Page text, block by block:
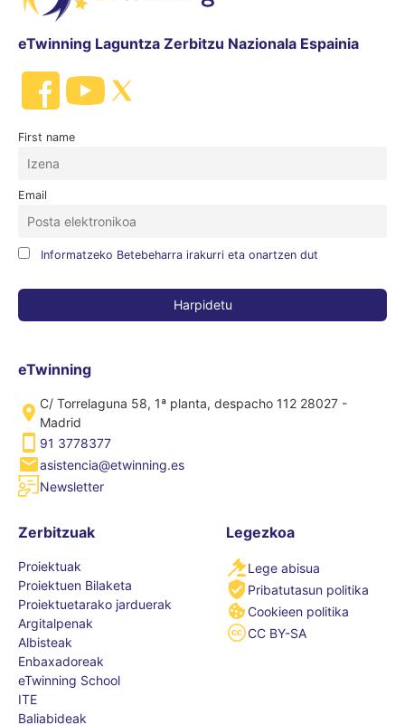
eTwinning Laguntza Zerbitzu Nazionala Espainia
First name
Email
Informatzeko Betebeharra irakurri eta onartzen dut
eTwinning
C/ Torrelaguna 58, 1ª planta, despacho 112 28027 -
Madrid
91 3778377
asistencia@etwinning.es
Newsletter
Zerbitzuak
Proiektuak
Proiektuen Bilaketa
Proiektuetarako jarduerak
Argitalpenak
Albisteak
Enbaxadoreak
eTwinning School
ITE
Baliabideak
Legezkoa
Lege abisua
Pribatutasun politika
Cookieen politika
CC BY-SA